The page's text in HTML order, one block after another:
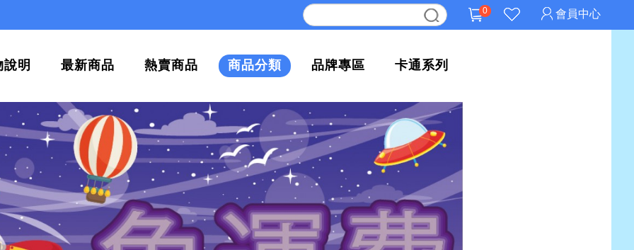
會員中心
0
明 最新商品 熱賣商品 商品分類 品牌專區 卡通系列